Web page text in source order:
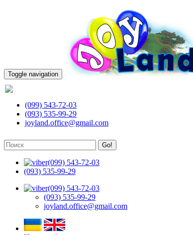
Toggle navigation
(099) 543-72-03
(093) 535-99-29
joyland.office@gmail.com
Go!
(099) 543-72-03
(093) 535-99-29
(099) 543-72-03
(093) 535-99-29
joyland.office@gmail.com